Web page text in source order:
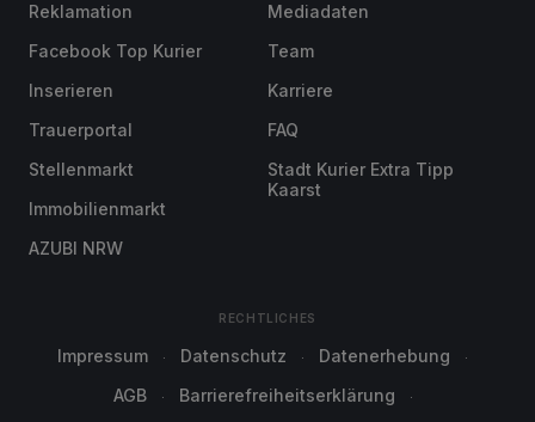
Reklamation
Facebook Top Kurier
Inserieren
Trauerportal
Stellenmarkt
Immobilienmarkt
AZUBI NRW
Mediadaten
Team
Karriere
FAQ
Stadt Kurier Extra Tipp
Kaarst
RECHTLICHES
Impressum Datenschutz
Datenerhebung
AGB
Barrierefreiheitserklärung